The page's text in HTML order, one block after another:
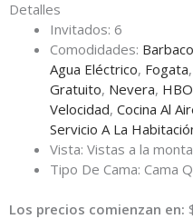
Detalles
Invitados: 6
Comodidades:
Agua Eléctrico, Fogata,
Gratuito, Nevera,
Velocidad, Cocina Al
Servicio A La
Vista: Vistas a la
Tipo De Cama: Cama
Los precios comienzan en: